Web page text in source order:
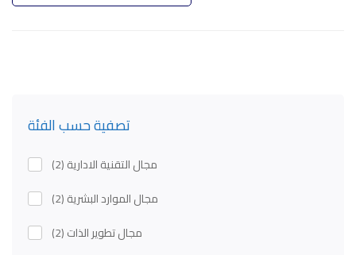
تصفية حسب الفئة
مجال التقنية الادارية(2)
مجال الموارد البشرية(2)
مجال تطوير الذات(2)